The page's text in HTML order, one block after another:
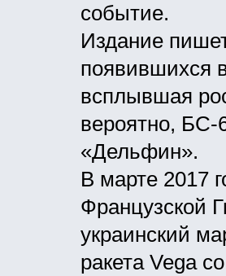
событие.
Издание
появившихся
всплывшая
вероятно,
«Дельфин».
В марте 2017
Французской
украинский
ракета Vega